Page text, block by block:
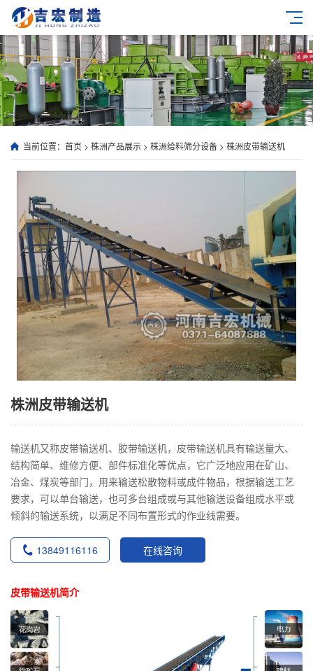
当前位置： 首页 > 株洲产品展示 > 株洲给料筛分设备 > 株洲皮带输送机
株洲皮带输送机
输送机又称皮带输送机、胶带输送机，皮带输送机具有输送量大、
结构简单、维修方便、部件标准化等优点，它广泛地应用在矿山、
冶金、煤炭等部门，用来输送松散物料或成件物品，根据输送工艺
要求，可以单台输送，也可多台组成或与其他输送设备组成水平或
倾斜的输送系统，以满足不同布置形式的作业线需要。
13849116116 在线咨询
皮带输送机简介